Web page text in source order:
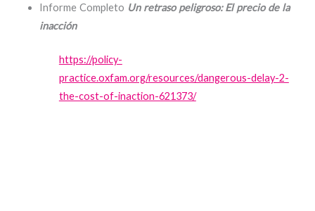
Informe Completo Un retraso peligroso: El precio de la
inacción
https://policy-
practice.oxfam.org/resources/dangerous-delay-2-
the-cost-of-inaction-621373/